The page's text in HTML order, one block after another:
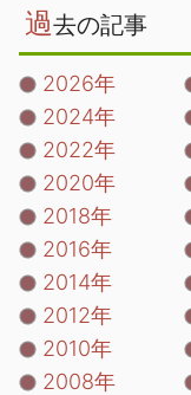
過去の記事
2026年
2024年
2022年
2020年
2018年
2016年
2014年
2012年
2010年
2008年